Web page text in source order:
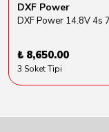
DXF Power
₺ 8,650.00
3 Soket Tipi